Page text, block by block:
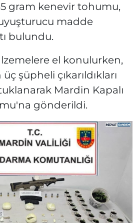
gram kenevir tohumu,
madde
bulundu.
el konulurken,
şüpheli çıkarıldıkları
Mardin Kapalı
gönderildi.